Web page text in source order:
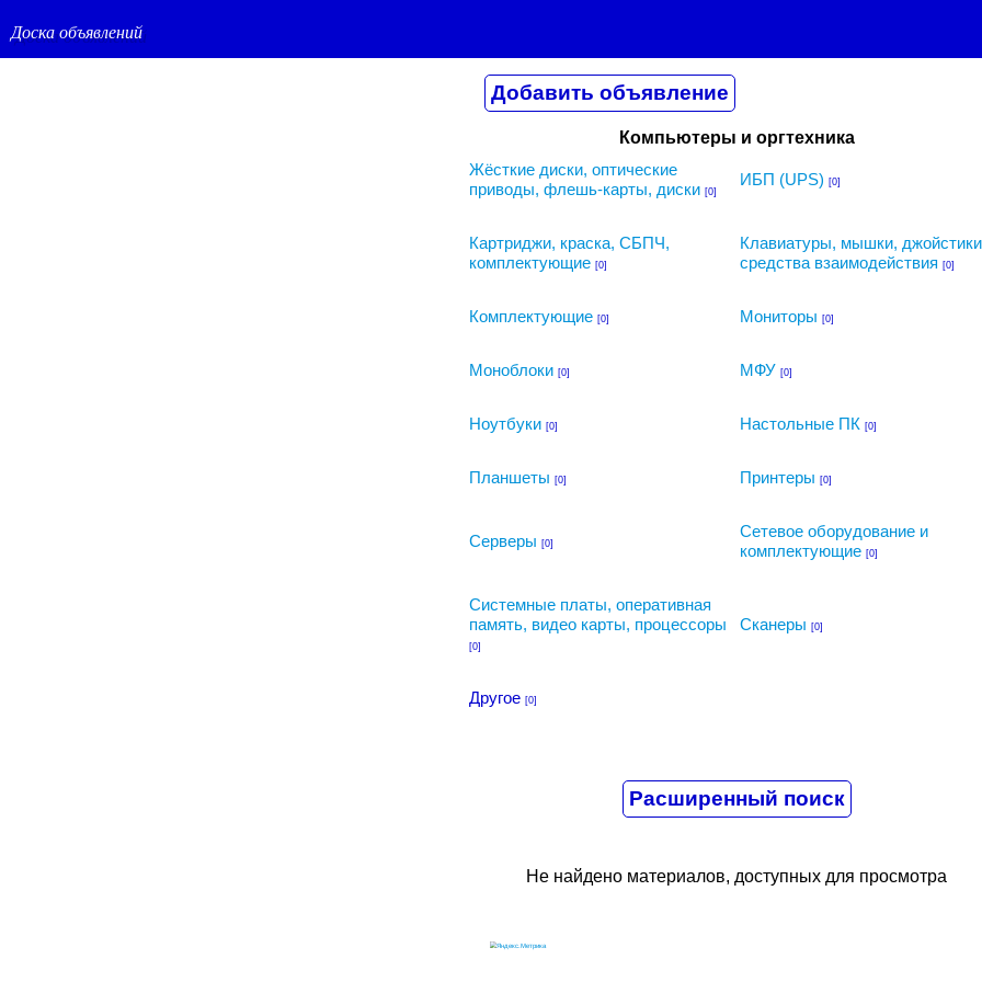
Доска объявлений
Компьютеры и оргтехника
Жёсткие диски, оптические
приводы, флешь-карты, диски [0]
ИБП (UPS) [0]
Картриджи, краска, СБПЧ,
комплектующие [0]
Клавиатуры, мышки,
средства взаимодействия [0]
Комплектующие [0] Мониторы [0]
Моноблоки [0] МФУ [0]
Ноутбуки [0] Настольные ПК [0]
Планшеты [0] Принтеры [0]
Серверы [0]
Сетевое оборудование и
комплектующие [0]
Системные платы, оперативная
память, видео карты, процессоры
[0]
Сканеры [0]
Другое [0]
Не найдено материалов, доступных для просмотра